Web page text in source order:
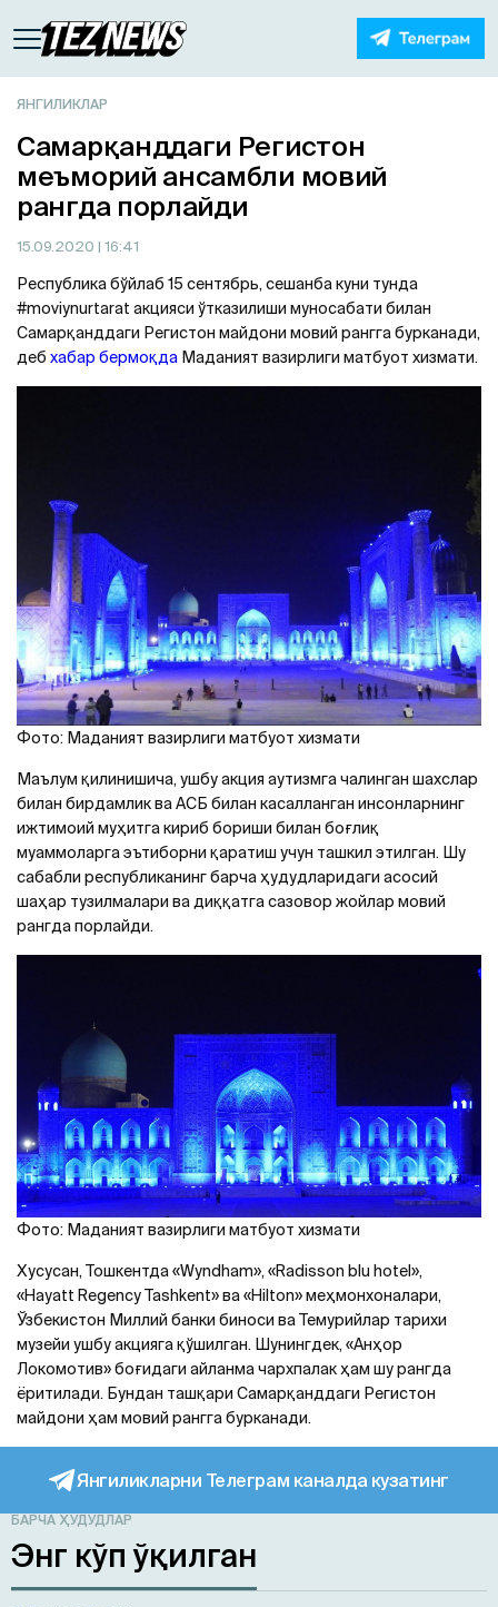
ЯНГИЛИКЛАР
Самарқанддаги Регистон
меъморий ансамбли мовий
рангда порлайди
15.09.2020 | 16:41
Республика бўйлаб 15 сентябрь, сешанба куни тунда
#moviynurtarat акцияси ўтказилиши муносабати билан
Самарқанддаги Регистон майдони мовий рангга бурканади,
деб хабар бермоқда Маданият вазирлиги матбуот хизмати.
Фото: Маданият вазирлиги матбуот хизмати
Маълум қилинишича, ушбу акция аутизмга чалинган шахслар
билан бирдамлик ва АСБ билан касалланган инсонларнинг
ижтимоий муҳитга кириб бориши билан боғлиқ
муаммоларга эътиборни қаратиш учун ташкил этилган. Шу
сабабли республиканинг барча ҳудудларидаги асосий
шаҳар тузилмалари ва диққатга сазовор жойлар мовий
рангда порлайди.
Фото: Маданият вазирлиги матбуот хизмати
Хусусан, Тошкентда «Wyndham», «Radisson blu hotel»,
«Hayatt Regency Tashkent» ва «Hilton» меҳмонхоналари,
Ўзбекистон Миллий банки биноси ва Темурийлар тарихи
музейи ушбу акцияга қўшилган. Шунингдек, «Анҳор
Локомотив» боғидаги айланма чархпалак ҳам шу рангда
ёритилади. Бундан ташқари Самарқанддаги Регистон
майдони ҳам мовий рангга бурканади.
Янгиликларни Телеграм каналда кузатинг
БАРЧА ҲУДУДЛАР
Энг кўп ўқилган